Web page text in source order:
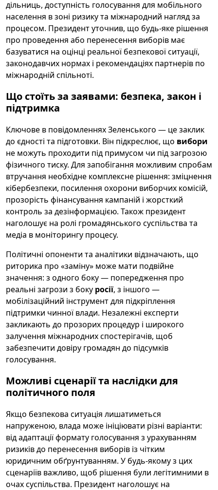
дільниць, доступність голосування для мобільного
населення в зоні ризику та міжнародний нагляд за
процесом. Президент уточнив, що будь-яке рішення
про проведення або перенесення виборів має
базуватися на оцінці реальної безпекової ситуації,
законодавчих нормах і рекомендаціях партнерів по
міжнародній спільноті.
Що стоїть за заявами: безпека, закон і
підтримка
Ключове в повідомленнях Зеленського — це заклик
до єдності та підготовки. Він підкреслює, що вибори
не можуть проходити під примусом чи під загрозою
фізичного тиску. Для запобігання можливим спробам
втручання необхідне комплексне рішення: зміцнення
кібербезпеки, посилення охорони виборчих комісій,
прозорість фінансування кампаній і жорсткий
контроль за дезінформацією. Також президент
наголошує на ролі громадянського суспільства та
медіа в моніторингу процесу.
Політичні опоненти та аналітики відзначають, що
риторика про «заміну» може мати подвійне
значення: з одного боку — попередження про
реальні загрози з боку росії, з іншого —
мобілізаційний інструмент для підкріплення
підтримки чинної влади. Незалежні експерти
закликають до прозорих процедур і широкого
залучення міжнародних спостерігачів, щоб
забезпечити довіру громадян до підсумків
голосування.
Можливі сценарії та наслідки для
політичного поля
Якщо безпекова ситуація лишатиметься
напруженою, влада може ініціювати різні варіанти:
від адаптації формату голосування з урахуванням
ризиків до перенесення виборів із чітким
юридичним обґрунтуванням. У будь-якому з цих
сценаріїв важливо, щоб рішення були легітимними в
очах суспільства. Президент наголошує на